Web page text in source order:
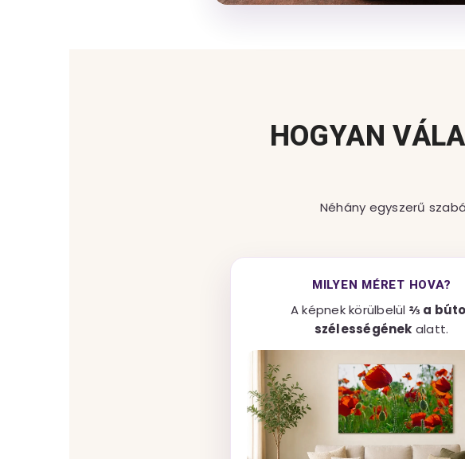
HOGYAN
Néhány egyszerű
MILYEN MÉRET HOVA?
A képnek körülbelül ⅔ a
szélességének alatt.